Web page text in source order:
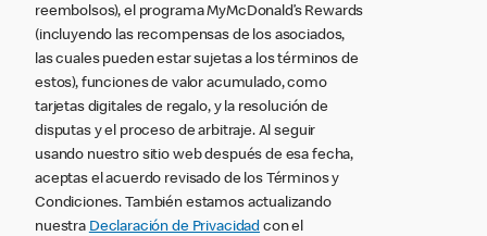
reembolsos), el programa MyMcDonald’s Rewards
(incluyendo las recompensas de los asociados,
las cuales pueden estar sujetas a los términos de
estos), funciones de valor acumulado, como
tarjetas digitales de regalo, y la resolución de
disputas y el proceso de arbitraje. Al seguir
usando nuestro sitio web después de esa fecha,
aceptas el acuerdo revisado de los Términos y
Condiciones. También estamos actualizando
nuestra Declaración de Privacidad con el